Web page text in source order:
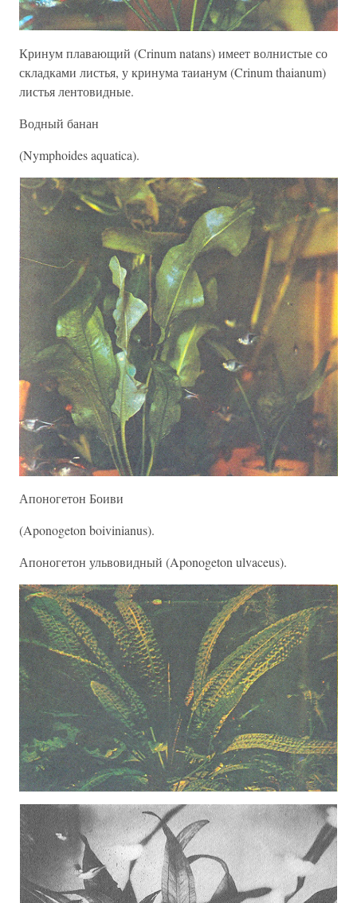
Кринум плавающий (Crinum natans) имеет волнистые со
складками листья, у кринума таианум (Crinum thaianum)
листья лентовидные.
Водный банан
(Nymphoides aquatica).
Апоногетон Боиви
(Aponogeton boivinianus).
Апоногетон ульвовидный (Aponogeton ulvaceus).